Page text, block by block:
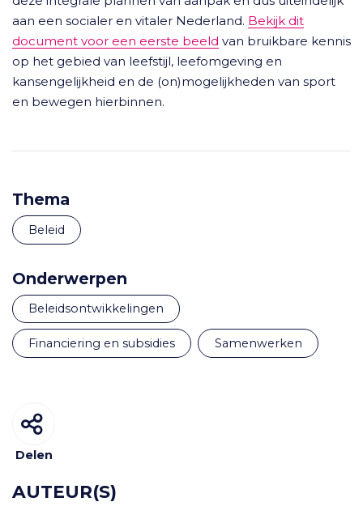
aan een socialer en vitaler Nederland. Bekijk dit
document voor een eerste beeld van bruikbare kennis
op het gebied van leefstijl, leefomgeving en
kansengelijkheid en de (on)mogelijkheden van sport
en bewegen hierbinnen.
Thema
Beleid
Onderwerpen
beleidsontwikkelingen
financiering en subsidies samenwerken
Delen
AUTEUR(S)